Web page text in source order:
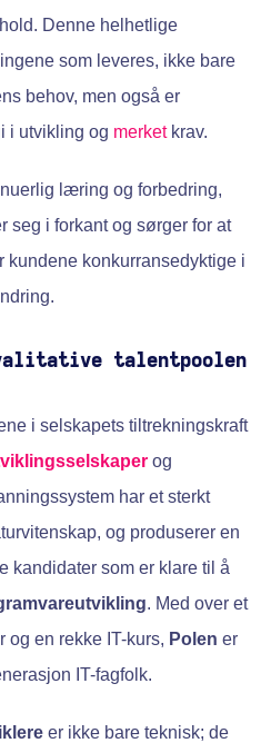
Denne helhetlige
som leveres, ikke bare
behov, men også er
i utvikling og merketkrav.
læring og forbedring,
seg i forkant og sørger for at
kundene konkurransedyktige i
talentpoolen
i selskapets tiltrekningskraft
og
har et sterkt
og produserer en
kandidater som er klare til å
. Med over et
og en rekke IT-kurs, Polen er
IT-fagfolk.
er ikke bare teknisk; de